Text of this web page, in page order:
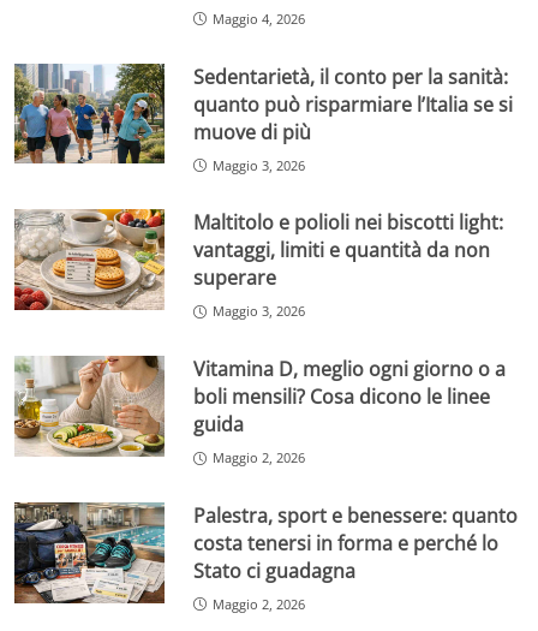
Maggio 4, 2026
Sedentarietà, il conto per la sanità:
quanto può risparmiare l’Italia se si
muove di più
Maggio 3, 2026
Maltitolo e polioli nei biscotti light:
vantaggi, limiti e quantità da non
superare
Maggio 3, 2026
Vitamina D, meglio ogni giorno o a
boli mensili? Cosa dicono le linee
guida
Maggio 2, 2026
Palestra, sport e benessere: quanto
costa tenersi in forma e perché lo
Stato ci guadagna
Maggio 2, 2026